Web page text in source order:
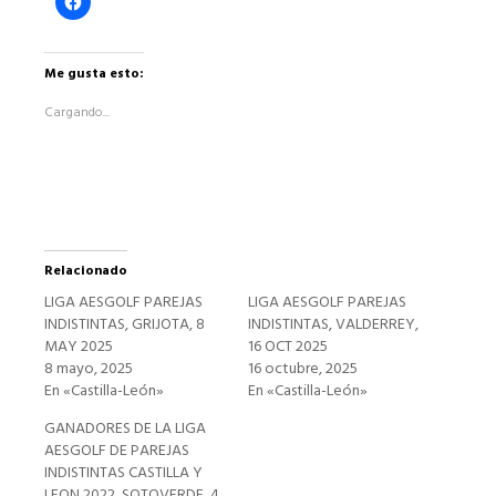
clic
en
Facebook
en
Me gusta esto:
Cargando...
Relacionado
LIGA AESGOLF PAREJAS
INDISTINTAS, GRIJOTA, 8
MAY 2025
8 mayo, 2025
En «Castilla-León»
LIGA AESGOLF PAREJAS
INDISTINTAS, VALDERREY,
16 OCT 2025
16 octubre, 2025
En «Castilla-León»
GANADORES DE LA LIGA
AESGOLF DE PAREJAS
INDISTINTAS CASTILLA Y